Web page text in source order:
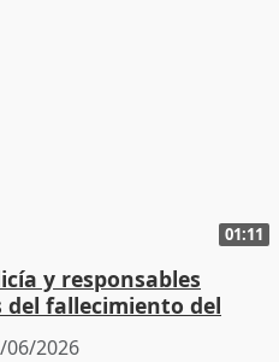
01:11
y responsables
del fallecimiento del
06/2026